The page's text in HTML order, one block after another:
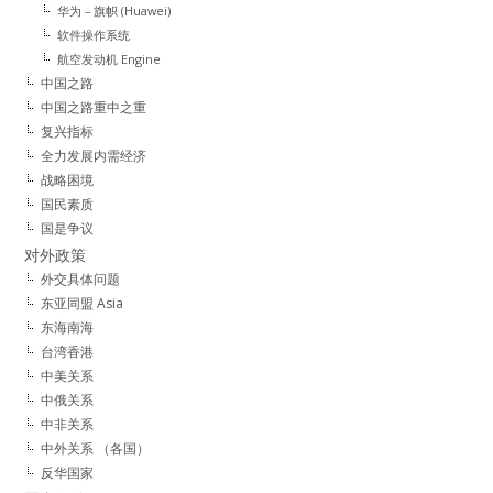
华为 – 旗帜 (Huawei)
软件操作系统
航空发动机 Engine
中国之路
中国之路重中之重
复兴指标
全力发展内需经济
战略困境
国民素质
国是争议
对外政策
外交具体问题
东亚同盟 Asia
东海南海
台湾香港
中美关系
中俄关系
中非关系
中外关系 （各国）
反华国家